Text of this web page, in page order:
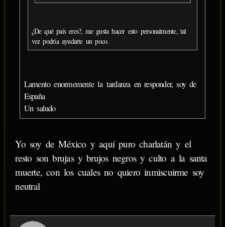
¿De qué país eres?, me gusta hacer esto personalmente, tal
vez podría ayudarte un poco.
Lamento enormemente la tardanza en responder, soy de
España
Un saludo
Yo soy de México y aquí puro charlatán y el
resto son brujas y brujos negros y culto a la santa
muerte, con los cuales no quiero inmiscuirme soy
neutral